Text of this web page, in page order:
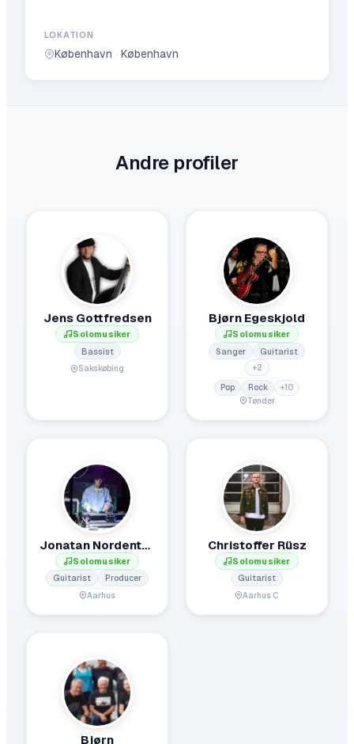
LOKATION
København · København
Andre profiler
Jens Gottfredsen
Solomusiker
Bassist
Sakskøbing
Bjørn Egeskjold
Solomusiker
Sanger
Guitarist
+2
Pop Rock +10
Tønder
Jonatan Nordentoft de Regt
Solomusiker
Guitarist
Producer
Aarhus
Christoffer Rüsz
Solomusiker
Guitarist
Aarhus C
Bjørn